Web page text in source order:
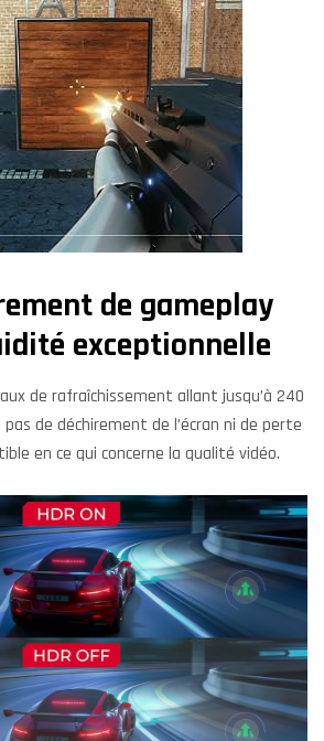
de gameplay
exceptionnelle
de rafraîchissement allant jusqu’à 240
pas de déchirement de l’écran ni de perte
en ce qui concerne la qualité vidéo.